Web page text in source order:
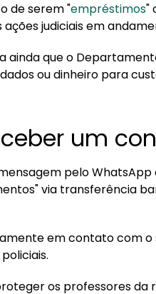
de serem "empréstimos"
judiciais em
ainda que o
ou dinheiro para
um
pelo WhatsApp
via transferência
em contato com o
os professores da